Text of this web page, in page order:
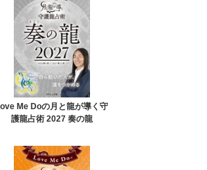
Me Doの月と龍が導く守
護龍占術 2027 奏の龍